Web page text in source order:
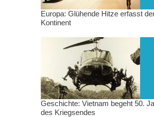
Europa: Glühende Hitze erfasst
Kontinent
Geschichte: Vietnam begeht 50.
des Kriegsendes